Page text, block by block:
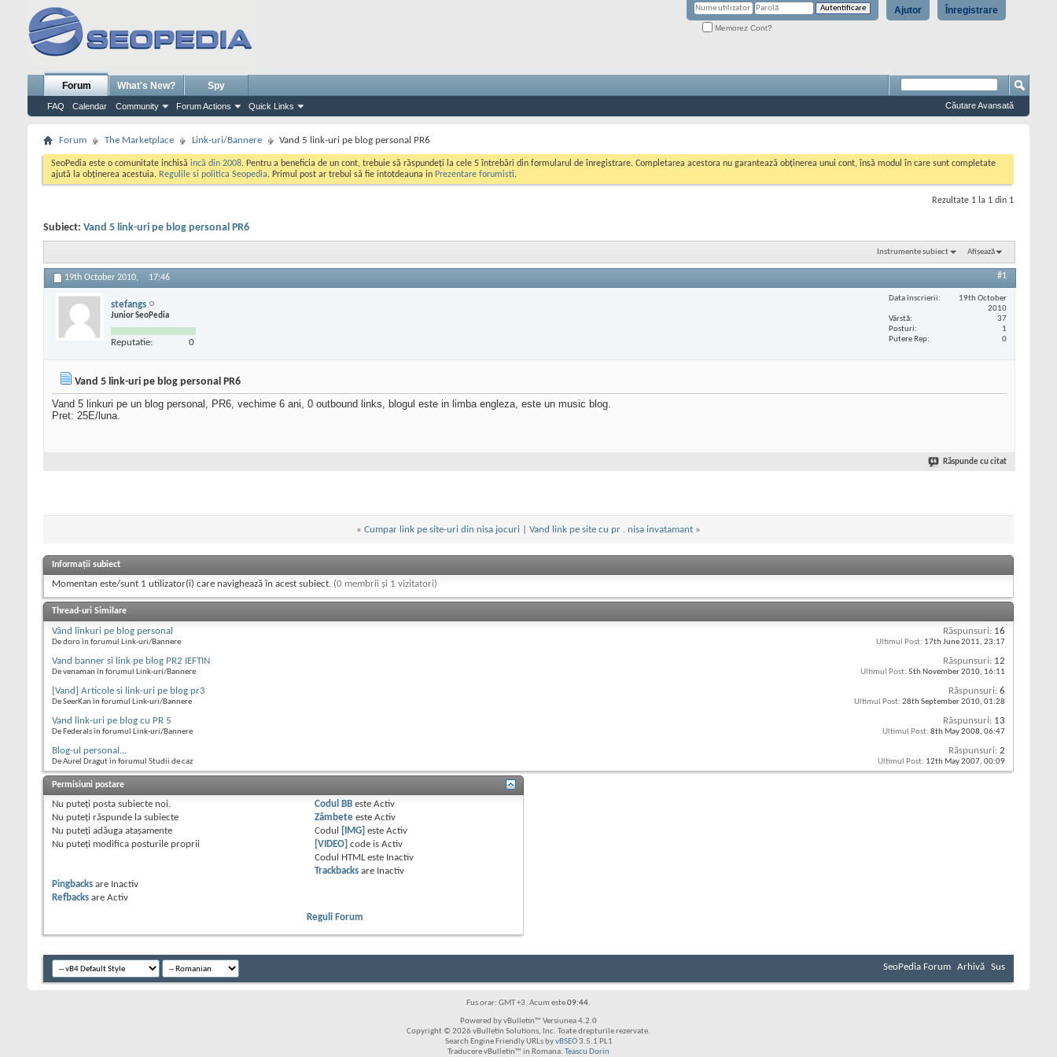
Înregistrare
Ajutor
Memorez Cont?
Forum
FAQ Calendar Community Forum Actions Quick Links
What's New? Spy
Căutare Avansată
Forum The Marketplace Link-uri/Bannere Vand 5 link-uri pe blog personal PR6
SeoPedia este o comunitate inchisă incă din 2008. Pentru a beneficia de un cont, trebuie să răspundeți la cele 5 întrebări din formularul de înregistrare. Completarea acestora nu garantează obținerea unui cont, însă modul în care sunt completate
ajută la obținerea acestuia. Regulile si politica Seopedia. Primul post ar trebui să fie intotdeauna in Prezentare forumisti.
Rezultate 1 la 1 din 1
Subiect: Vand 5 link-uri pe blog personal PR6
Instrumente subiect Afișează
19th October 2010, 17:46 #1
stefangs
Junior SeoPedia
Reputatie: 0
Data înscrierii
19th October
2010
Vârstă
37
Posturi
1
Putere Rep
0
Vand 5 link-uri pe blog personal PR6
Vand 5 linkuri pe un blog personal, PR6, vechime 6 ani, 0 outbound links, blogul este in limba engleza, este un music blog.
Pret: 25E/luna.
Răspunde cu citat
« Cumpar link pe site-uri din nisa jocuri Vand link pe site cu pr . nisa invatamant »
Informații subiect
Momentan este/sunt 1 utilizator(i) care navighează în acest subiect. (0 membrii și 1 vizitatori)
Thread-uri Similare
Vând linkuri pe blog personal
De doro în forumul Link-uri/Bannere
Răspunsuri: 16
Ultimul Post: 17th June 2011, 23:17
Vand banner si link pe blog PR2 IEFTIN
De venaman în forumul Link-uri/Bannere
Răspunsuri: 12
Ultimul Post: 5th November 2010, 16:11
[Vand] Articole si link-uri pe blog pr3
De SeerKan în forumul Link-uri/Bannere
Răspunsuri: 6
Ultimul Post: 28th September 2010, 01:28
Vand link-uri pe blog cu PR 5
De Federals în forumul Link-uri/Bannere
Răspunsuri: 13
Ultimul Post: 8th May 2008, 06:47
Blog-ul personal...
De Aurel Dragut în forumul Studii de caz
Răspunsuri: 2
Ultimul Post: 12th May 2007, 00:09
Permisiuni postare
Nu puteţi posta subiecte noi.
Nu puteţi răspunde la subiecte
Nu puteţi adăuga ataşamente
Nu puteţi modifica posturile proprii
Codul BB esteActiv
Zâmbete esteActiv
Codul
[IMG] esteActiv
[VIDEO] code isActiv
Codul HTML este Inactiv
Trackbacks are Inactiv
Pingbacks are Inactiv
Refbacks are Activ
Reguli Forum
SeoPedia Forum Arhivă Sus
Fus orar: GMT +3. Acum este09:44.
Powered by vBulletin™ Versiunea 4.2.0
Copyright © 2026 vBulletin Solutions, Inc. Toate drepturile rezervate.
Search Engine Friendly URLs byvBSEO3.5.1 PL1
Traducere vBulletin™ in Romana: Teascu Dorin